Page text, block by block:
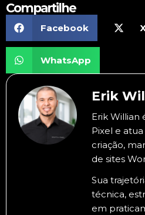
Compartilhe
Facebook
WhatsApp
Erik
Erik Willian
Pixel e
criação,
de sites
Sua
técnica,
em